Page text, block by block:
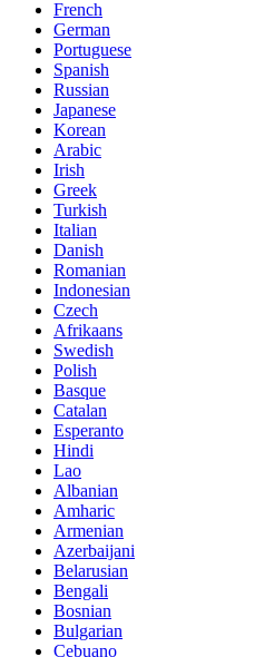
French
German
Portuguese
Spanish
Russian
Japanese
Korean
Arabic
Irish
Greek
Turkish
Italian
Danish
Romanian
Indonesian
Czech
Afrikaans
Swedish
Polish
Basque
Catalan
Esperanto
Hindi
Lao
Albanian
Amharic
Armenian
Azerbaijani
Belarusian
Bengali
Bosnian
Bulgarian
Cebuano